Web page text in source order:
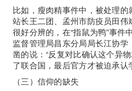
比如，瘦肉精事件中，被处理
站长王二团、孟州市防疫员田
很好分辨的，在“指鼠为鸭”事件
监督管理局昌东分局局长江协
凿的说：“反复对比确认这个异
了联合国，最后官方才被迫承认
（三）信仰的缺失